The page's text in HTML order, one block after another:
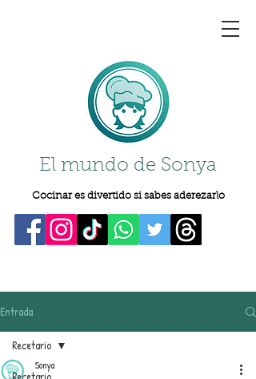
El mundo de Sonya
Cocinar es divertido si sabes aderezarlo
Entrada
Recetario
Sonya